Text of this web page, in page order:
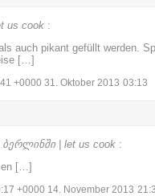
us cook :
auch pikant gefüllt werden.
[…]
+0000 31. Oktober 2013 03:13
ბერლინში | let us cook :
[…]
+0000 14. November 2013